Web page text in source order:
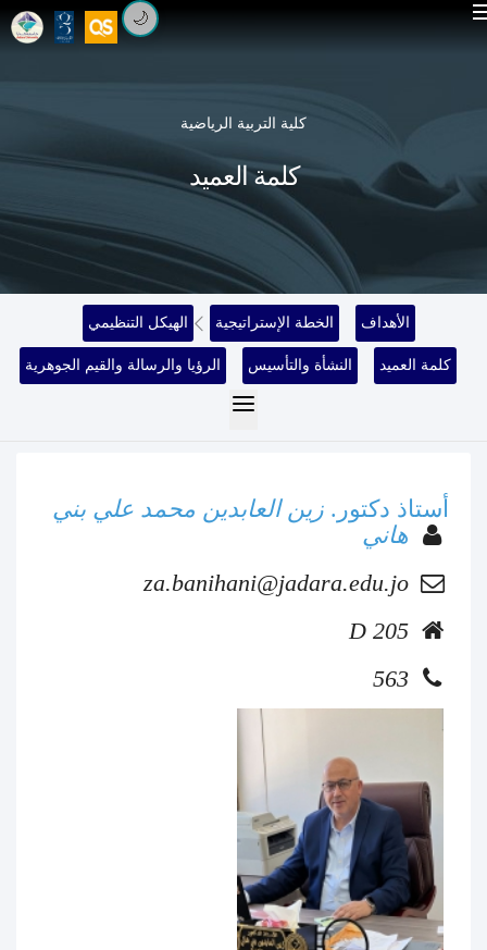
🌙
كلية التربية الرياضية
كلمة العميد
الهيكل التنظيمي الخطة الإستراتيجية الأهداف
الرؤيا والرسالة والقيم الجوهرية النشأة والتأسيس كلمة العميد
أستاذ دكتور. زين العابدين محمد علي بني
هاني
za.banihani@jadara.edu.jo
D 205
563